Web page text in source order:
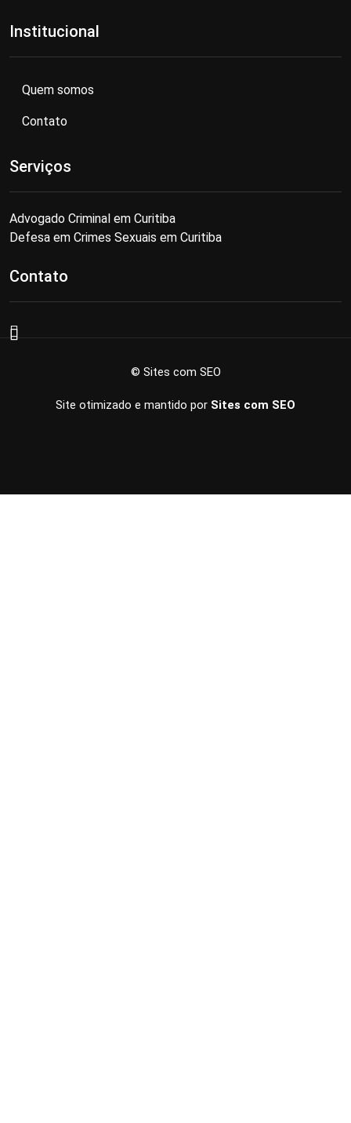
Institucional
Quem somos
Contato
Serviços
Advogado Criminal em Curitiba
Defesa em Crimes Sexuais em Curitiba
Contato
© Sites com SEO
Site otimizado e mantido por Sites com SEO